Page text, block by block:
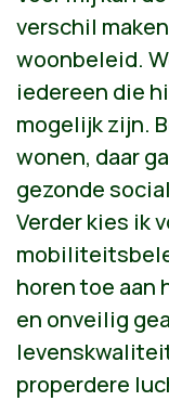
verschil
woonbeleid.
iedereen die
mogelijk zijn.
wonen, daar
gezonde
Verder kies ik
horen toe aan
en onveilig
properdere